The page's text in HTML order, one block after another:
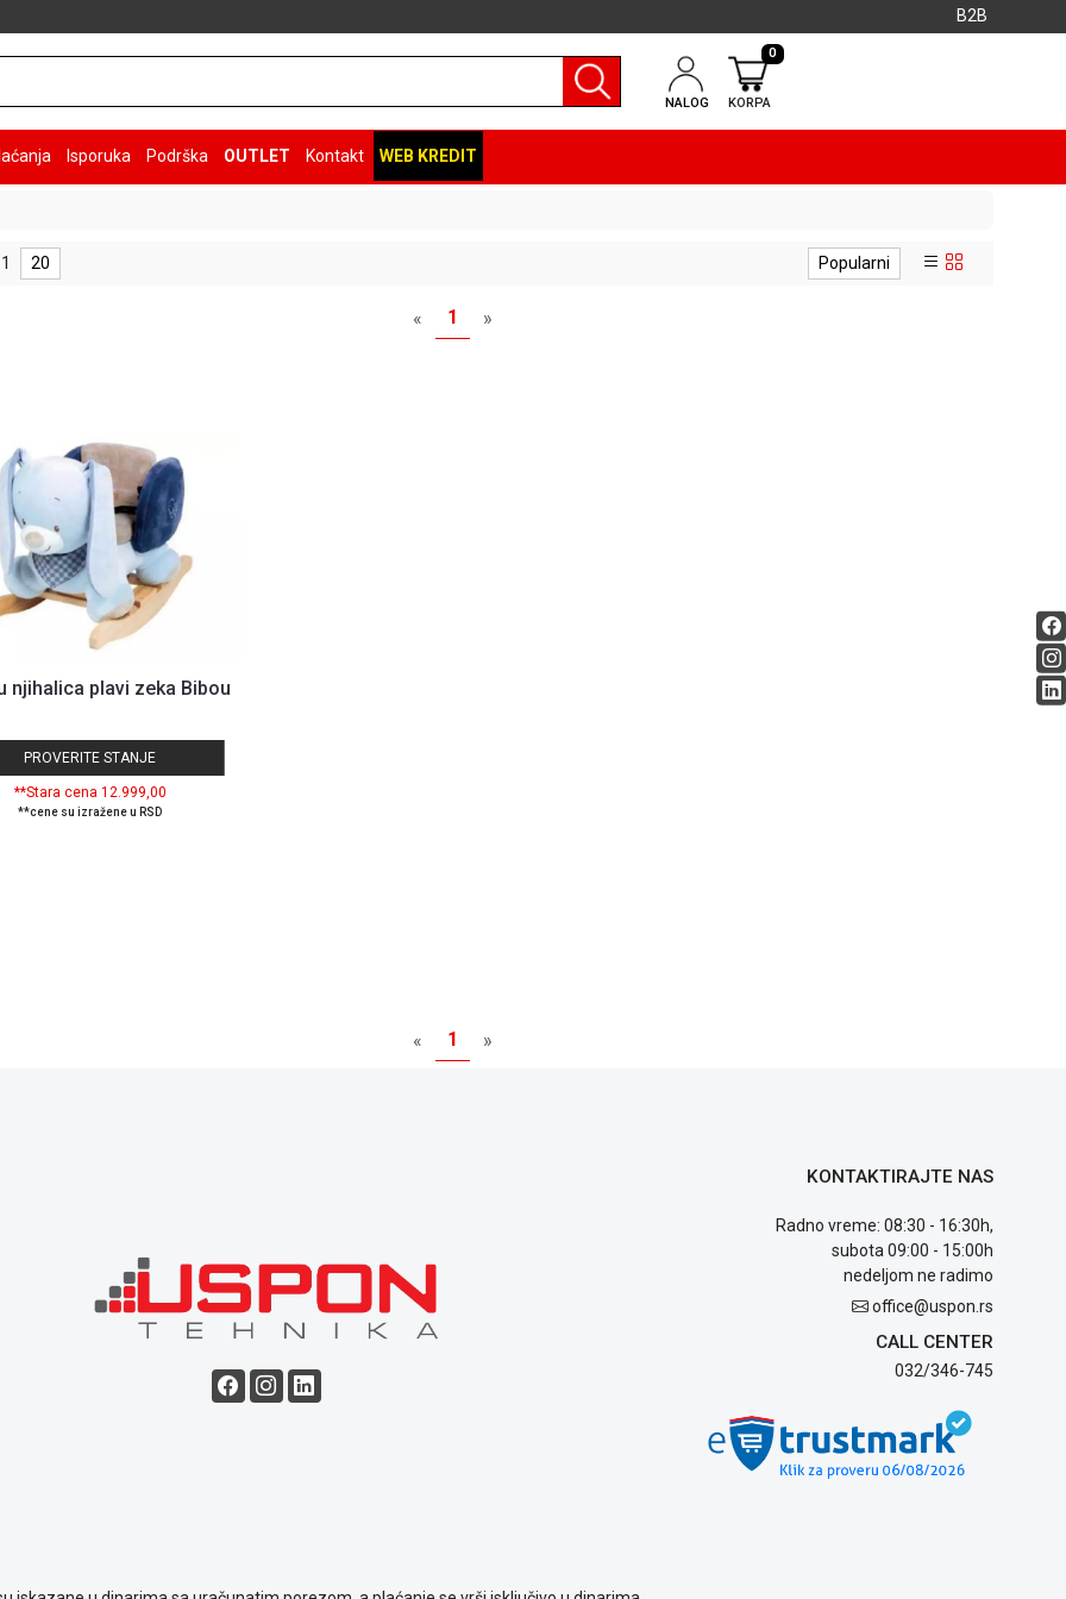
B2B
NALOG KORPA
0
Isporuka Podrška OUTLET Kontakt WEB KREDIT
20 Popularni
« 1 »
njihalica plavi zeka Bibou
PROVERITE STANJE
**Stara cena 12.999,00
**cene su izražene u RSD
« 1 »
KONTAKTIRAJTE NAS
Radno vreme: 08:30 - 16:30h,
subota 09:00 - 15:00h
nedeljom ne radimo
office@uspon.rs
CALL CENTER
032/346-745